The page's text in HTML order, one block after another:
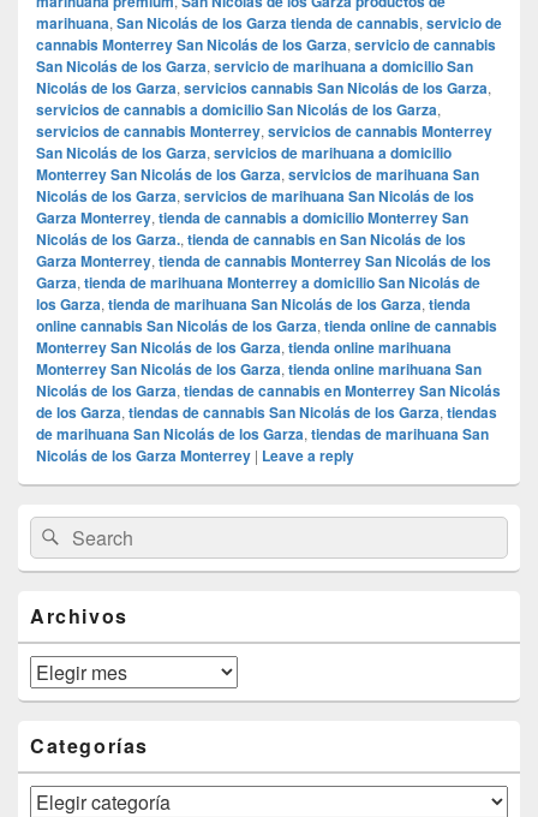
marihuana, San Nicolás de los Garza tienda de cannabis, servicio de
cannabis Monterrey San Nicolás de los Garza, servicio de cannabis
San Nicolás de los Garza, servicio de marihuana a domicilio San
Nicolás de los Garza, servicios cannabis San Nicolás de los Garza,
servicios de cannabis a domicilio San Nicolás de los Garza,
servicios de cannabis Monterrey, servicios de cannabis Monterrey
San Nicolás de los Garza, servicios de marihuana a domicilio
Monterrey San Nicolás de los Garza, servicios de marihuana San
Nicolás de los Garza, servicios de marihuana San Nicolás de los
Garza Monterrey, tienda de cannabis a domicilio Monterrey San
Nicolás de los Garza., tienda de cannabis en San Nicolás de los
Garza Monterrey, tienda de cannabis Monterrey San Nicolás de los
Garza, tienda de marihuana Monterrey a domicilio San Nicolás de
los Garza, tienda de marihuana San Nicolás de los Garza, tienda
online cannabis San Nicolás de los Garza, tienda online de cannabis
Monterrey San Nicolás de los Garza, tienda online marihuana
Monterrey San Nicolás de los Garza, tienda online marihuana San
Nicolás de los Garza, tiendas de cannabis en Monterrey San Nicolás
de los Garza, tiendas de cannabis San Nicolás de los Garza, tiendas
de marihuana San Nicolás de los Garza, tiendas de marihuana San
Nicolás de los Garza Monterrey | Leave a reply
Primary
Sidebar
Widget
Area
Search
for:
Search
Archivos
Archivos
Categorías
Categorías